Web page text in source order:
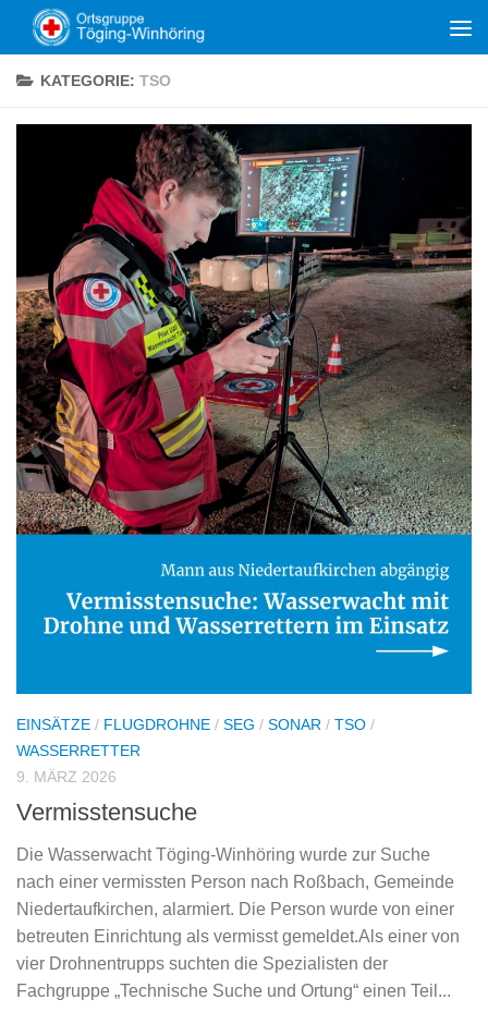
Zum Inhalt springen
KATEGORIE: TSO
EINSÄTZE / FLUGDROHNE / SEG / SONAR / TSO /
WASSERRETTER
9. MÄRZ 2026
Vermisstensuche
Die Wasserwacht Töging-Winhöring wurde zur Suche
nach einer vermissten Person nach Roßbach, Gemeinde
Niedertaufkirchen, alarmiert. Die Person wurde von einer
betreuten Einrichtung als vermisst gemeldet.Als einer von
vier Drohnentrupps suchten die Spezialisten der
Fachgruppe „Technische Suche und Ortung“ einen Teil...